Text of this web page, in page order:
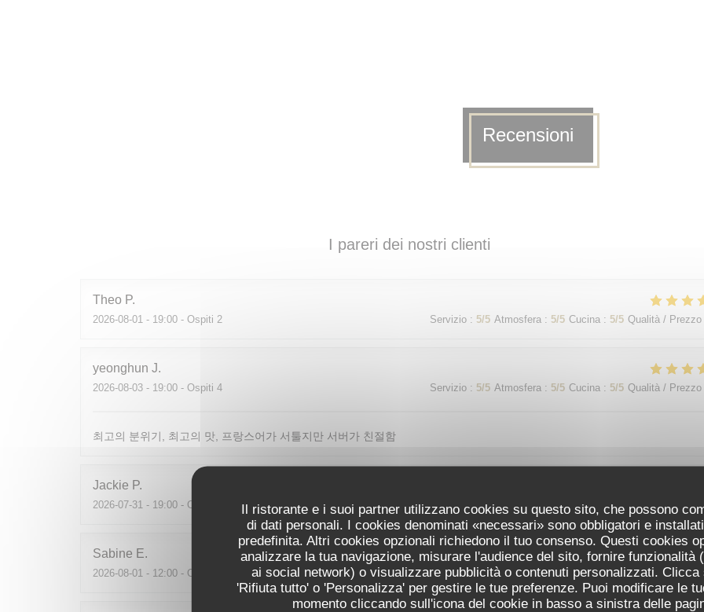
Il ristorante e i suoi partner utilizzano cookies su questo sito, che possono
di dati personali. I cookies denominati «necessari» sono obbligatori e
predefinita. Altri cookies opzionali richiedono il tuo consenso. Questi cookies
analizzare la tua navigazione, misurare l'audience del sito, fornire funzionalità
ai social network) o visualizzare pubblicità o contenuti personalizzati. Clicca
'Rifiuta tutto' o 'Personalizza' per gestire le tue preferenze. Puoi modificare le
momento cliccando sull'icona del cookie in basso a sinistra delle
Recensioni
I pareri dei nostri clienti
Theo P
2026-08-01 - 19:00 - Ospiti 2 Servizio : 5/5 Atmosfera : 5/5 Cucina : 5/5 Qualità / Prezzo
yeonghun J
2026-08-03 - 19:00 - Ospiti 4 Servizio : 5/5 Atmosfera : 5/5 Cucina : 5/5 Qualità / Prezzo
최고의 분위기, 최고의 맛, 프랑스어가 서툴지만 서버가 친절함
Jackie P
2026-07-31 - 19:00 - Ospiti 2 Servizio: 5/5 Atmosfera : 5/5 Cucina : 5/5 Qualità / Prezzo
Sabine E
2026-08-01 - 12:00 - Ospiti 5 Servizio: 5/5 Atmosfera: 5/5 Cucina: 5/5 Qualità / Prezzo